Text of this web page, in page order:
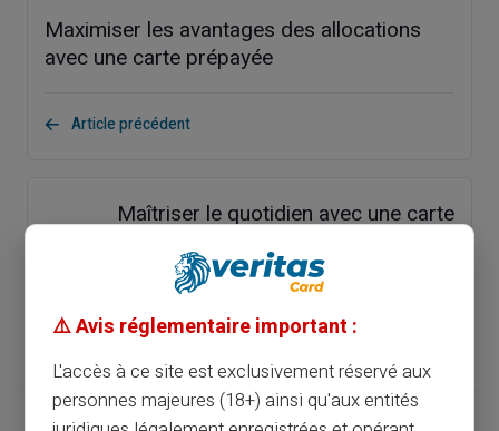
Maximiser les avantages des allocations
avec une carte prépayée
Article précédent
Maîtriser le quotidien avec une carte
⚠️ Avis réglementaire important :
L'accès à ce site est exclusivement réservé aux
personnes majeures (18+) ainsi qu'aux entités